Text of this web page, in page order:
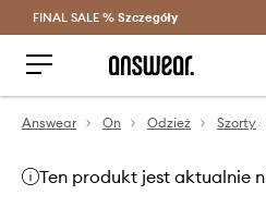
Oszczędzaj z
FINAL SALE % Szczegóły
Answear On Odzież Szorty
Ten produkt jest aktualnie